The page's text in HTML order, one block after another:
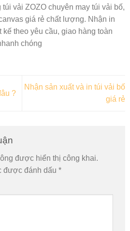
vải ZOZO chuyên may túi vải bố,
giá rẻ chất lượng. Nhận in
kế theo yêu cầu, giao hàng toàn
chóng
?
Nhận sản xuất và in túi vải bố
giá rẻ
được hiển thị công khai.
được đánh dấu *